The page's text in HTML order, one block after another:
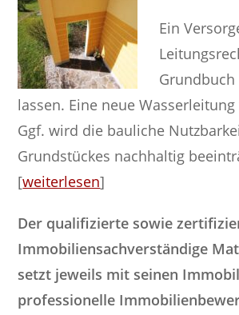
Ein
lassen. Eine neue
Ggf. wird die bauliche
Grundstückes nachhaltig
[weiterlesen]
Der qualifizierte sowie
Immobiliensachverständige
setzt jeweils mit seinen
professionelle